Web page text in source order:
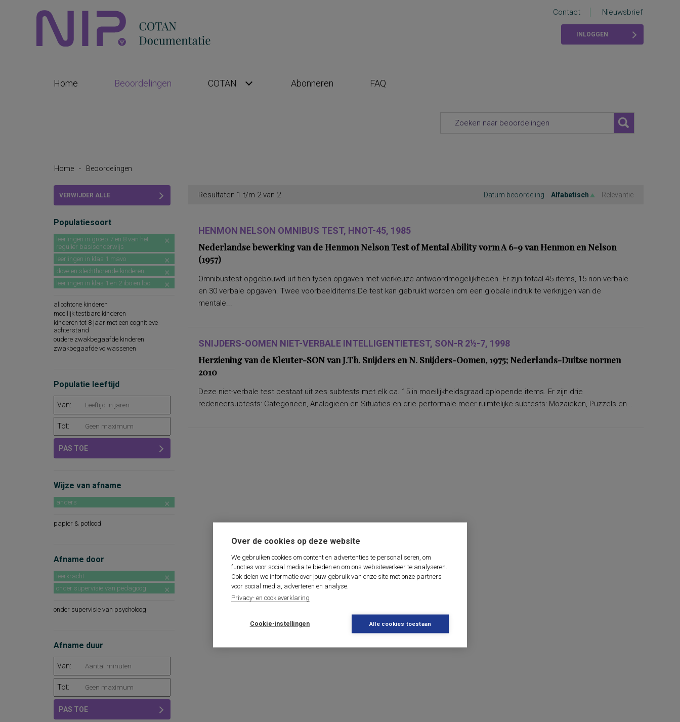
Over de cookies op deze website
We gebruiken cookies om content en advertenties te personaliseren, om
functies voor social media te bieden en om ons websiteverkeer te analyseren.
Ook delen we informatie over jouw gebruik van onze site met onze partners
voor social media, adverteren en analyse.
Privacy- en cookieverklaring
Cookie-instellingen Alle cookies toestaan
Contact Nieuwsbrief
INLOGGEN
Home Beoordelingen COTAN Abonneren FAQ
Home - Beoordelingen
VERWIJDER ALLE
Populatiesoort
leerlingen in groep 7 en 8 van het
regulier basisonderwijs
leerlingen in klas 1 mavo
dove en slechthorende kinderen
leerlingen in klas 1 en 2 ibo en lbo
allochtone kinderen
moeilijk testbare kinderen
kinderen tot 8 jaar met een cognitieve
achterstand
oudere zwakbegaafde kinderen
zwakbegaafde volwassenen
Populatie leeftijd
Van:
Tot:
PAS TOE
Wijze van afname
anders
papier & potlood
Afname door
leerkracht
onder supervisie van pedagoog
onder supervisie van psycholoog
Afname duur
Van:
Tot:
PAS TOE
Resultaten 1 t/m 2 van 2 Datum beoordeling Alfabetisch Relevantie
HENMON NELSON OMNIBUS TEST, HNOT-45, 1985
Nederlandse bewerking van de Henmon Nelson Test of Mental Ability vorm A 6-9 van Henmon en Nelson
(1957)
Omnibustest opgebouwd uit tien typen opgaven met vierkeuze antwoordmogelijkheden. Er zijn totaal 45 items, 15 non-verbale
en 30 verbale opgaven. Twee voorbeelditems.De test kan gebruikt worden om een globale indruk te verkrijgen van de
mentale...
SNIJDERS-OOMEN NIET-VERBALE INTELLIGENTIETEST, SON-R 2½-7, 1998
Herziening van de Kleuter-SON van J.Th. Snijders en N. Snijders-Oomen, 1975; Nederlands-Duitse normen
2010
Deze niet-verbale test bestaat uit zes subtests met elk ca. 15 in moeilijkheidsgraad oplopende items. Er zijn drie
redeneersubtests: Categorieën, Analogieën en Situaties en drie performale meer ruimtelijke subtests: Mozaïeken, Puzzels en...